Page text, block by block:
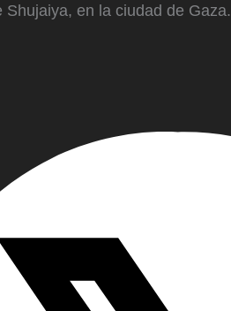
Shujaiya, en la ciudad de Gaza.